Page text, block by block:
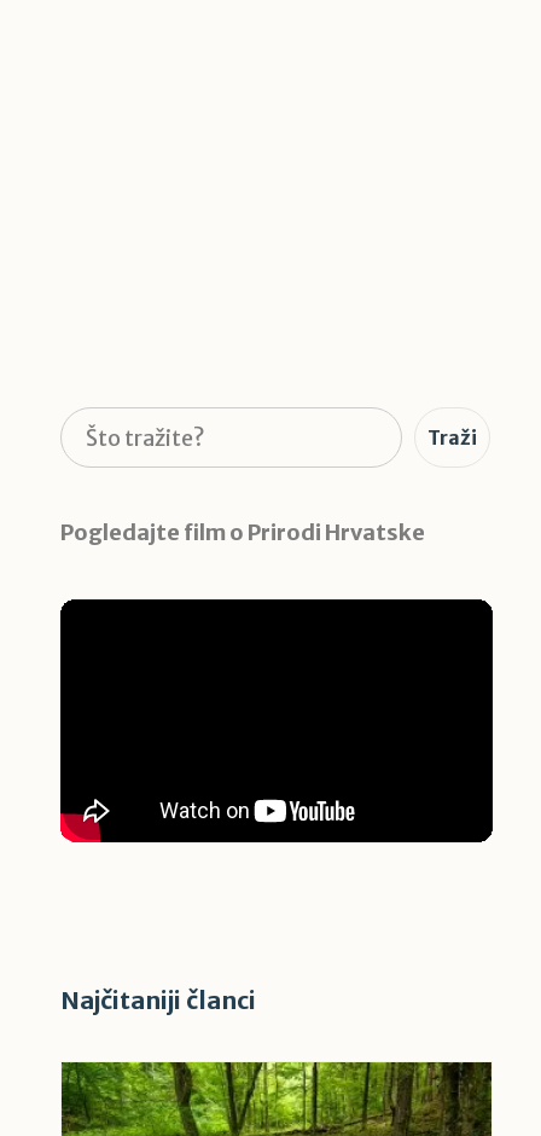
Pretraga Traži
Pogledajte film o Prirodi Hrvatske
Najčitaniji članci